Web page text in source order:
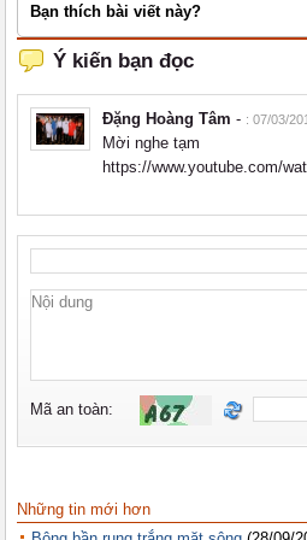
Bạn thích bài viết này?
Những tin mới hơn